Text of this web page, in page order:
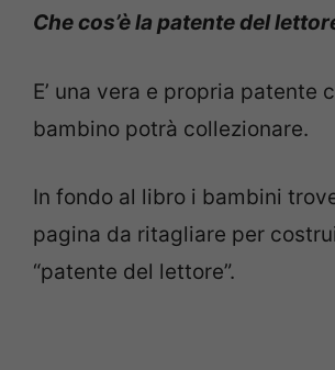
Che cos’è la patente del
E’ una vera e propria patente
bambino potrà collezionare.
In fondo al libro i bambini
pagina da ritagliare per
“patente del lettore”.